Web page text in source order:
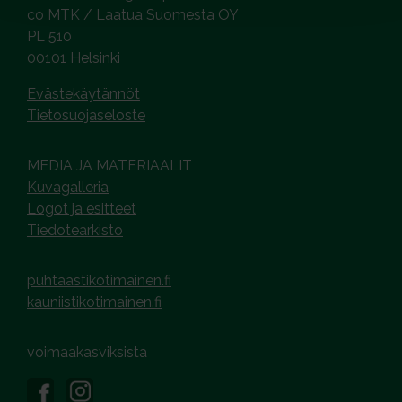
co MTK / Laatua Suomesta OY
PL 510
00101 Helsinki
Evästekäytännöt
Tietosuojaseloste
MEDIA JA MATERIAALIT
Kuvagalleria
Logot ja esitteet
Tiedotearkisto
puhtaastikotimainen.fi
kauniistikotimainen.fi
voimaakasviksista